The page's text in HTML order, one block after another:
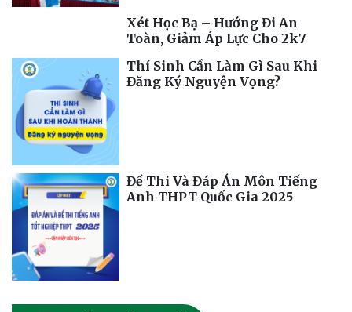
Xét Học Bạ – Hướng Đi An
Toàn, Giảm Áp Lực Cho 2k7
Thí Sinh Cần Làm Gì Sau Khi
Đăng Ký Nguyện Vọng?
Đề Thi Và Đáp Án Môn Tiếng
Anh THPT Quốc Gia 2025